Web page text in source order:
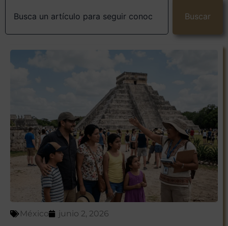
Buscar
México junio 2, 2026